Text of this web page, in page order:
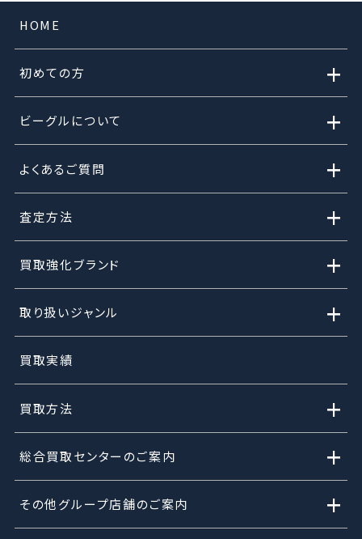
HOME
初めての方 +
ビーグルについて +
よくあるご質問 +
査定方法 +
買取強化ブランド +
取り扱いジャンル +
買取実績
買取方法 +
総合買取センターのご案内 +
その他グループ店舗のご案内 +